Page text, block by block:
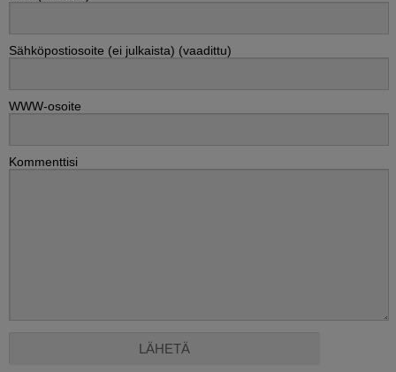
Sähköpostiosoite (ei julkaista) (vaadittu)
WWW-osoite
Kommenttisi